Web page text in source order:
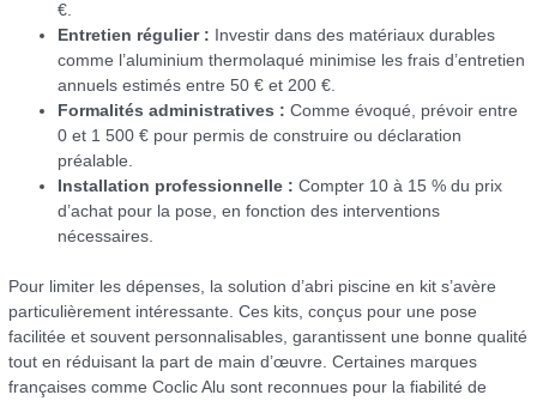
€.
Entretien régulier : Investir dans des matériaux durables
comme l’aluminium thermolaqué minimise les frais d’entretien
annuels estimés entre 50 € et 200 €.
Formalités administratives : Comme évoqué, prévoir entre
0 et 1 500 € pour permis de construire ou déclaration
préalable.
Installation professionnelle : Compter 10 à 15 % du prix
d’achat pour la pose, en fonction des interventions
nécessaires.
Pour limiter les dépenses, la solution d’abri piscine en kit s’avère
particulièrement intéressante. Ces kits, conçus pour une pose
facilitée et souvent personnalisables, garantissent une bonne qualité
tout en réduisant la part de main d’œuvre. Certaines marques
françaises comme Coclic Alu sont reconnues pour la fiabilité de